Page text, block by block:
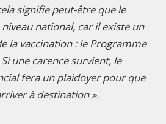
signifie peut-être que le
national, car il existe un
la vaccination : le Programme
une carence survient, le
fera un plaidoyer pour que
à destination ».